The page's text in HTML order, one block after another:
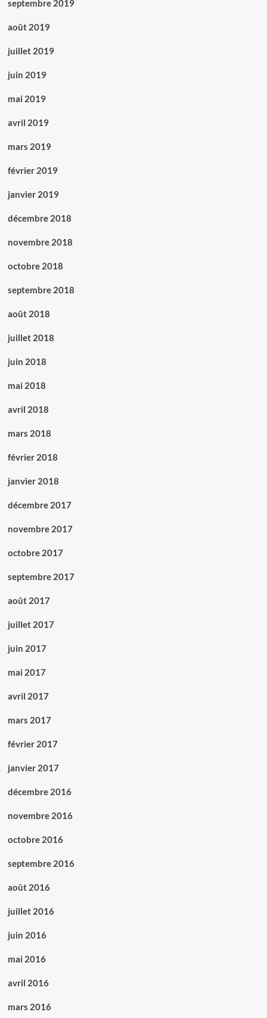
septembre 2019
août 2019
juillet 2019
juin 2019
mai 2019
avril 2019
mars 2019
février 2019
janvier 2019
décembre 2018
novembre 2018
octobre 2018
septembre 2018
août 2018
juillet 2018
juin 2018
mai 2018
avril 2018
mars 2018
février 2018
janvier 2018
décembre 2017
novembre 2017
octobre 2017
septembre 2017
août 2017
juillet 2017
juin 2017
mai 2017
avril 2017
mars 2017
février 2017
janvier 2017
décembre 2016
novembre 2016
octobre 2016
septembre 2016
août 2016
juillet 2016
juin 2016
mai 2016
avril 2016
mars 2016